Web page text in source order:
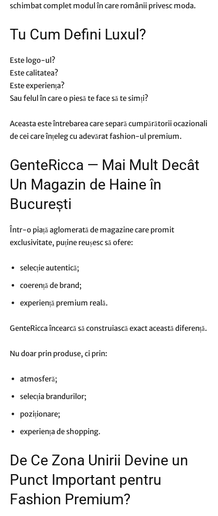
schimbat complet modul în care românii privesc moda.
Tu Cum Defini Luxul?
Este logo-ul?
Este calitatea?
Este experiența?
Sau felul în care o piesă te face să te simți?
Aceasta este întrebarea care separă cumpărătorii ocazionali
de cei care înțeleg cu adevărat fashion-ul premium.
GenteRicca — Mai Mult Decât
Un Magazin de Haine în
București
Într-o piață aglomerată de magazine care promit
exclusivitate, puține reușesc să ofere:
selecție autentică;
coerență de brand;
experiență premium reală.
GenteRicca încearcă să construiască exact această diferență.
Nu doar prin produse, ci prin:
atmosferă;
selecția brandurilor;
poziționare;
experiența de shopping.
De Ce Zona Unirii Devine un
Punct Important pentru
Fashion Premium?